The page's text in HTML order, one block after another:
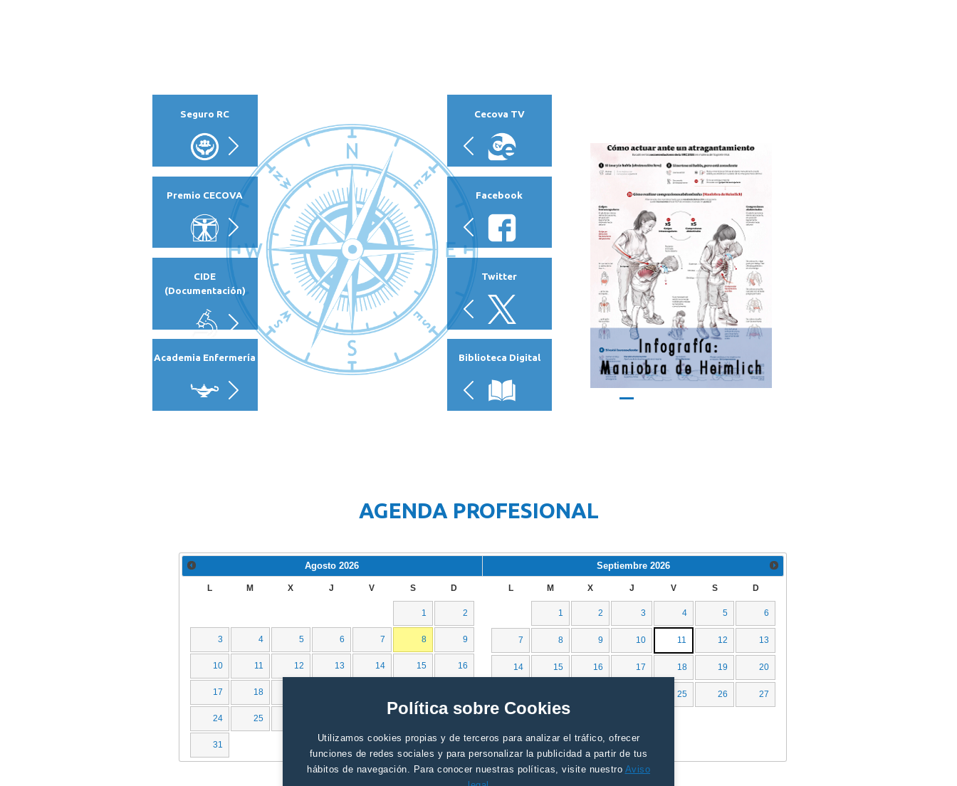
Política sobre Cookies
Utilizamos cookies propias y de terceros para analizar el tráfico, ofrecer
funciones de redes sociales y para personalizar la publicidad a partir de tus
hábitos de navegación. Para conocer nuestras políticas, visite nuestro Aviso
Seguro RC
Premio CECOVA
CIDE
(Documentación)
Academia Enfermería
Cecova TV
Facebook
Twitter
Biblioteca Digital
Previous Next
AGENDA PROFESIONAL
Agosto 2026
L M X J V S D
1 2
3 4 5 6 7 8 9
10 11 12 13 14 15 16
17 18
24 25
31
Septiembre 2026
L M X J V S D
1 2 3 4 5 6
7 8 9 10 11 12 13
14 15 16 17 18 19 20
25 26 27